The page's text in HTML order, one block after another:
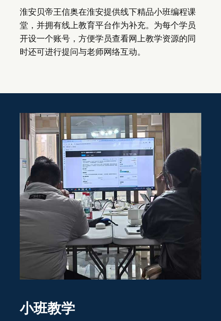
淮安贝帝王信奥在淮安提供线下精品小班编程课
堂，并拥有线上教育平台作为补充。为每个学员
开设一个账号，方便学员查看网上教学资源的同
时还可进行提问与老师网络互动。
小班教学